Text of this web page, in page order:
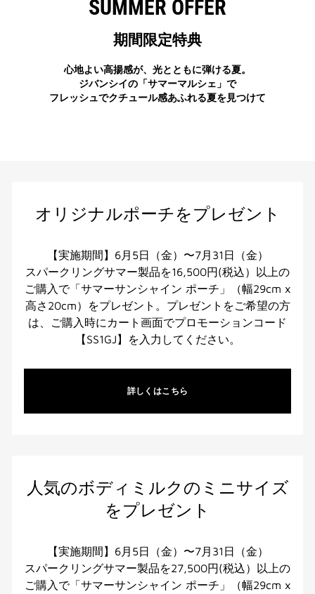
SUMMER OFFER
期間限定特典
心地よい高揚感が、光とともに弾ける夏。​
ジバンシイの「サマーマルシェ」で
フレッシュでクチュール感あふれる夏を見つけて
オリジナルポーチをプレゼント
【実施期間】6月5日（金）〜7月31日（金）
スパークリングサマー製品を16,500円(税込）以上の
ご購入で「サマーサンシャイン ポーチ」（幅29cm x
高さ20cm）をプレゼント。プレゼントをご希望の方
は、ご購入時にカート画面でプロモーションコード
【SS1GJ】を入力してください。
詳しくはこちら
人気のボディミルクのミニサイズ
をプレゼント
【実施期間】6月5日（金）〜7月31日（金）
スパークリングサマー製品を27,500円(税込）以上の
ご購入で「サマーサンシャイン ポーチ」（幅29cm x